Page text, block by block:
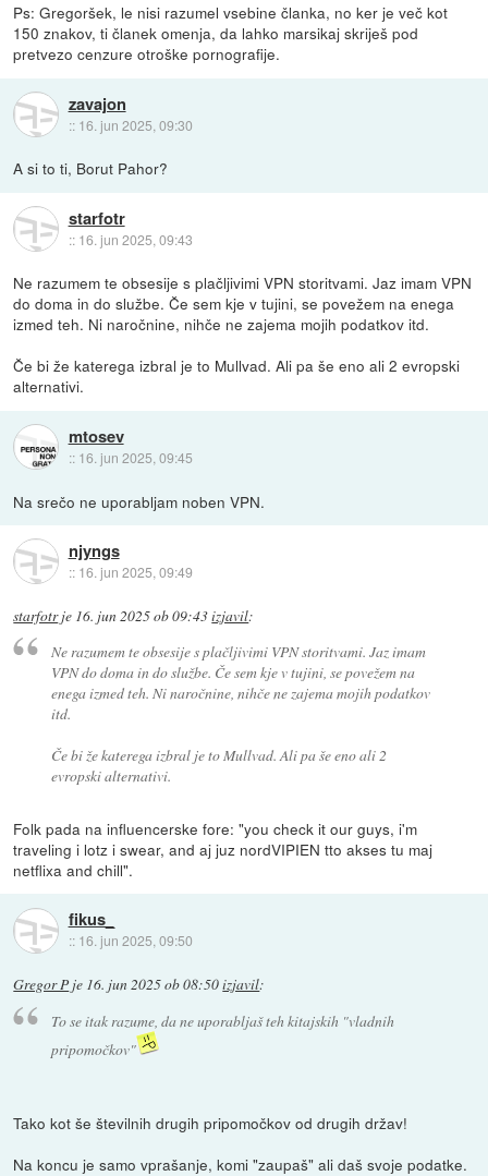
Ps: Gregoršek, le nisi razumel vsebine članka, no ker je več kot
150 znakov, ti članek omenja, da lahko marsikaj skriješ pod
pretvezo cenzure otroške pornografije.
zavajon
:: 16. jun 2025, 09:30
A si to ti, Borut Pahor?
starfotr
:: 16. jun 2025, 09:43
Ne razumem te obsesije s plačljivimi VPN storitvami. Jaz imam VPN
do doma in do službe. Če sem kje v tujini, se povežem na enega
izmed teh. Ni naročnine, nihče ne zajema mojih podatkov itd.
Če bi že katerega izbral je to Mullvad. Ali pa še eno ali 2 evropski
alternativi.
mtosev
:: 16. jun 2025, 09:45
Na srečo ne uporabljam noben VPN.
njyngs
:: 16. jun 2025, 09:49
starfotrje 16. jun 2025 ob 09:43izjavil:
Ne razumem te obsesije s plačljivimi VPN storitvami. Jaz imam
VPN do doma in do službe. Če sem kje v tujini, se povežem na
enega izmed teh. Ni naročnine, nihče ne zajema mojih podatkov
itd.
Če bi že katerega izbral je to Mullvad. Ali pa še eno ali 2
evropski alternativi.
Folk pada na influencerske fore: "you check it our guys, i'm
traveling i lotz i swear, and aj juz nordVIPIEN tto akses tu maj
netflixa and chill".
fikus_
:: 16. jun 2025, 09:50
Gregor P je 16. jun 2025 ob 08:50izjavil:
To se itak razume, da ne uporabljaš teh kitajskih "vladnih
pripomočkov"
Tako kot še številnih drugih pripomočkov od drugih držav!
Na koncu je samo vprašanje, komi "zaupaš" ali daš svoje podatke.